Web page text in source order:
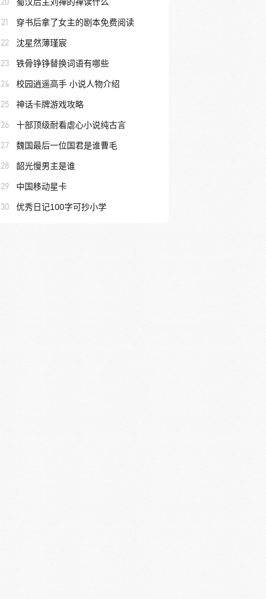
21 穿书后拿了女主的剧本免费阅读
22 沈星然薄瑾宸
23 铁骨铮铮替换词语有哪些
24 校园逍遥高手 小说人物介绍
25 神话卡牌游戏攻略
26 十部顶级耐看虐心小说纯古言
27 魏国最后一位国君是谁曹毛
28 韶光慢男主是谁
29 中国移动星卡
30 优秀日记100字可抄小学